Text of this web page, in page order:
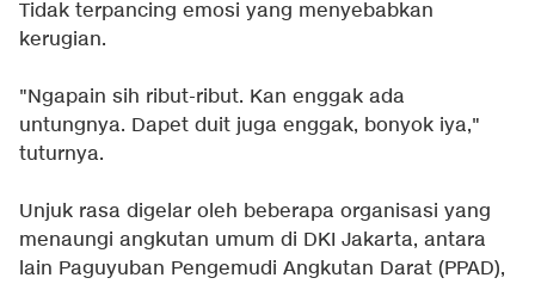
Tidak terpancing emosi yang menyebabkan
kerugian.
"Ngapain sih ribut-ribut. Kan enggak ada
untungnya. Dapet duit juga enggak, bonyok iya,"
tuturnya.
Unjuk rasa digelar oleh beberapa organisasi yang
menaungi angkutan umum di DKI Jakarta, antara
lain Paguyuban Pengemudi Angkutan Darat (PPAD),